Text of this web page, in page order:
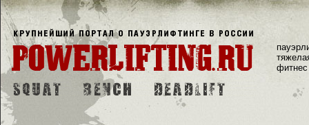
фитнес